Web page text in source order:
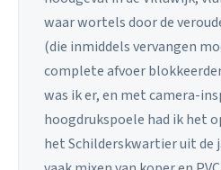
waar wortels door de
(die inmiddels vervangen
complete afvoer
was ik er, en met camera-
hoogdrukspoele had ik het
het Schilderskwartier uit de